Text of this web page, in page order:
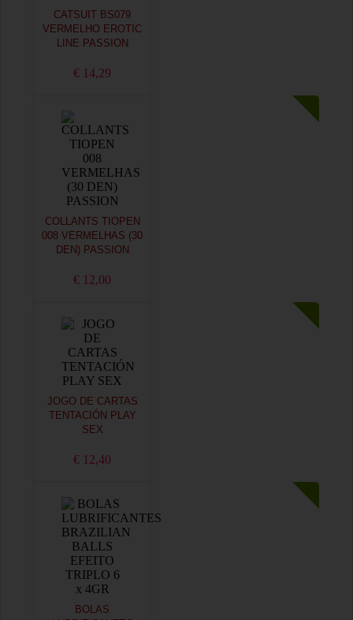
CATSUIT BS079
VERMELHO EROTIC
LINE PASSION
€ 14,29
COLLANTS TIOPEN
008 VERMELHAS (30
DEN) PASSION
€ 12,00
JOGO DE CARTAS
TENTACIÓN PLAY
SEX
€ 12,40
BOLAS